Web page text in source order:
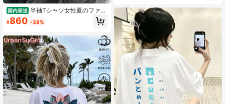
国内発送 半袖Tシャツ女性夏のファッ
ション versatileゆったりしたラウン
ドネックの上着
¥860 -38%
気性抜群のSHAXIANGけカジュアル
ウェア.